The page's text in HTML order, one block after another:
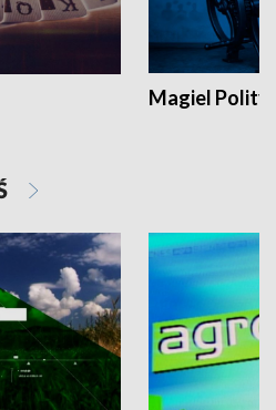
Magiel